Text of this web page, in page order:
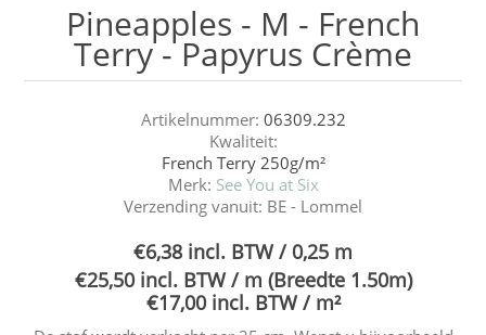
Pineapples - M - French
Terry - Papyrus Crème
Artikelnummer: 06309.232
Kwaliteit:
French Terry 250g/m²
Merk: See You at Six
Verzending vanuit: BE - Lommel
€6,38 incl. BTW / 0,25 m
€25,50 incl. BTW / m (Breedte 1.50m)
€17,00 incl. BTW / m²